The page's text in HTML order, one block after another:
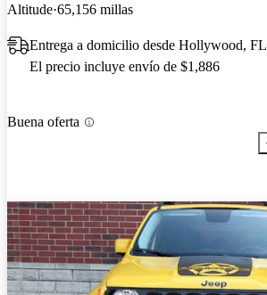
Altitude 65,156 millas
Entrega a domicilio desde Hollywood, FL
El precio incluye envío de $1,886
Buena oferta